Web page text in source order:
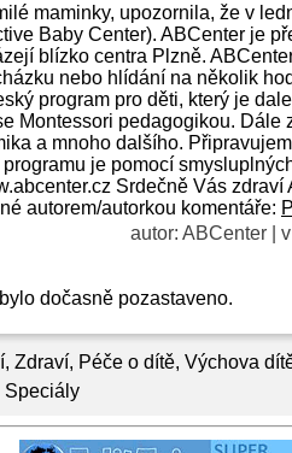
, Zdraví, Péče o dítě, Výchova
Speciály
maminky, upozornila, že v
Baby Center). ABCenter je
blízko centra Plzně.
nebo hlídání na několik
program pro děti, který je
Montessori pedagogikou.
a mnoho dalšího.
je pomocí
Srdečně Vás zdraví
autorem/autorkou komentáře:
autor: ABCenter |
dočasně pozastaveno.